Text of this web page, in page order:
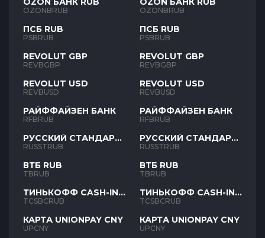
OZONBRUB
ПСБ RUB
PSBRUB
REVOLUT GBP
REVBGBP
REVOLUT USD
REVBUSD
РАЙФФАЙЗЕН БАНК
RFBRUB
РУССКИЙ СТАНДАРТ
RUB
RUSSTRUB
ВТБ RUB
TBRUB
ТИНЬКОФФ CASH-IN
RUB
TCSBCRUB
КАРТА UNIONPAY CNY
UPCNY
OZONBRUB
ПСБ RUB
PSBRUB
REVOLUT GBP
REVBGBP
REVOLUT USD
REVBUSD
РАЙФФАЙЗЕН БАНК
RFBRUB
РУССКИЙ СТАНДАРТ
RUB
RUSSTRUB
ВТБ RUB
TBRUB
ТИНЬКОФФ CASH-IN
RUB
TCSBCRUB
КАРТА UNIONPAY CNY
UPCNY